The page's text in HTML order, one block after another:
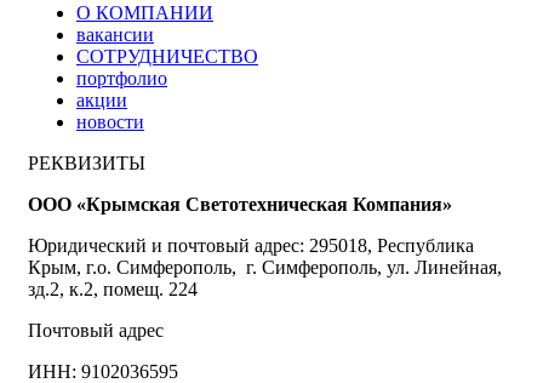
О КОМПАНИИ
вакансии
СОТРУДНИЧЕСТВО
портфолио
акции
новости
РЕКВИЗИТЫ
ООО «Крымская Светотехническая Компания»
Юридический и почтовый адрес: 295018, Республика
Крым, г.о. Симферополь, г. Симферополь, ул. Линейная,
зд.2, к.2, помещ. 224
Почтовый адрес
ИНН: 9102036595